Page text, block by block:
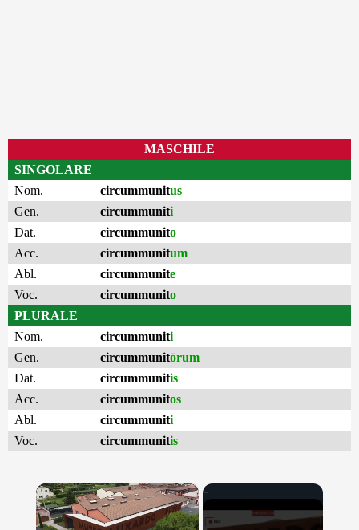
MASCHILE
SINGOLARE
Nom.
circummunitus
Gen.
circummuniti
Dat.
circummunito
Acc.
circummunitum
Abl.
circummunite
Voc.
circummunito
PLURALE
Nom.
circummuniti
Gen.
circummunitōrum
Dat.
circummunitis
Acc.
circummunitos
Abl.
circummuniti
Voc.
circummunitis
×